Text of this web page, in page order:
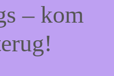
– kom